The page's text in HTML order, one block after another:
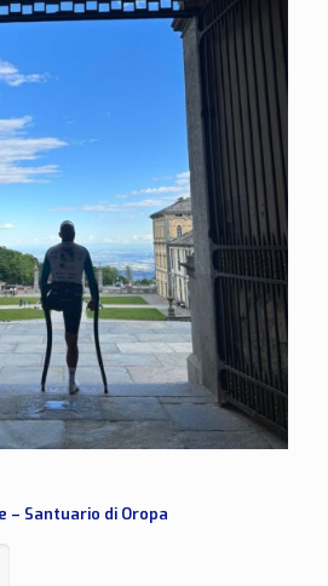
– Santuario di Oropa